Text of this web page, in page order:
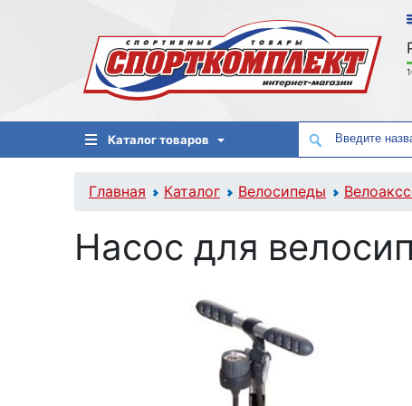
Каталог товаров
Главная Каталог Велосипеды
Насос для